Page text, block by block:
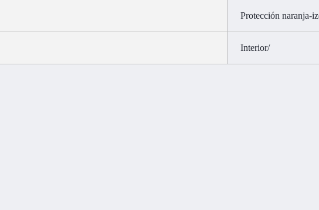
Protección naranja-
Interior/